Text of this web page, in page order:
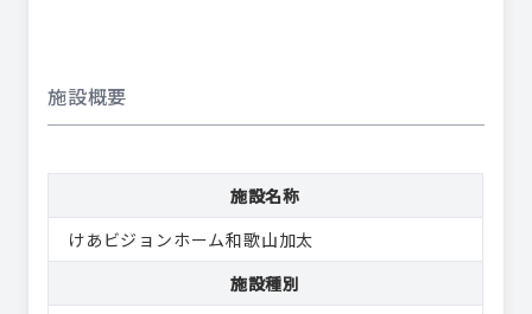
施設概要
施設名称
けあビジョンホーム和歌山加太
施設種別